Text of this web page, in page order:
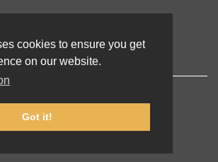
cookies to ensure you get
on our website.
Got it!
2026 lernu.net |Impressum